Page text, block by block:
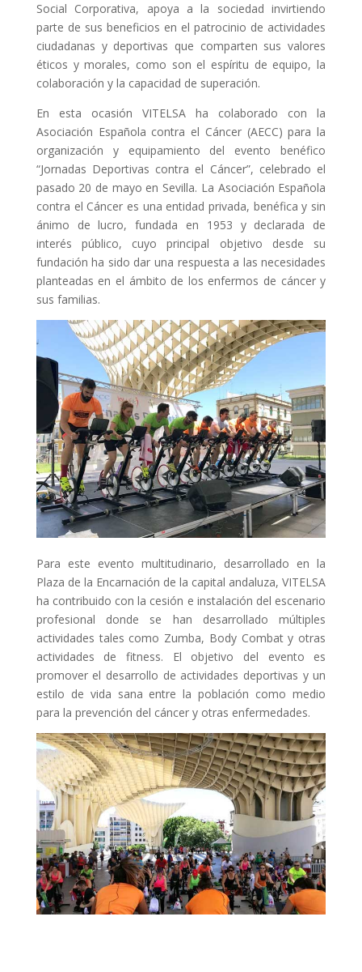
Social Corporativa, apoya a la sociedad invirtiendo
parte de sus beneficios en el patrocinio de actividades
ciudadanas y deportivas que comparten sus valores
éticos y morales, como son el espíritu de equipo, la
colaboración y la capacidad de superación.
En esta ocasión VITELSA ha colaborado con la
Asociación Española contra el Cáncer (AECC) para la
organización y equipamiento del evento benéfico
“Jornadas Deportivas contra el Cáncer”, celebrado el
pasado 20 de mayo en Sevilla. La Asociación Española
contra el Cáncer es una entidad privada, benéfica y sin
ánimo de lucro, fundada en 1953 y declarada de
interés público, cuyo principal objetivo desde su
fundación ha sido dar una respuesta a las necesidades
planteadas en el ámbito de los enfermos de cáncer y
sus familias.
Para este evento multitudinario, desarrollado en la
Plaza de la Encarnación de la capital andaluza, VITELSA
ha contribuido con la cesión e instalación del escenario
profesional donde se han desarrollado múltiples
actividades tales como Zumba, Body Combat y otras
actividades de fitness. El objetivo del evento es
promover el desarrollo de actividades deportivas y un
estilo de vida sana entre la población como medio
para la prevención del cáncer y otras enfermedades.